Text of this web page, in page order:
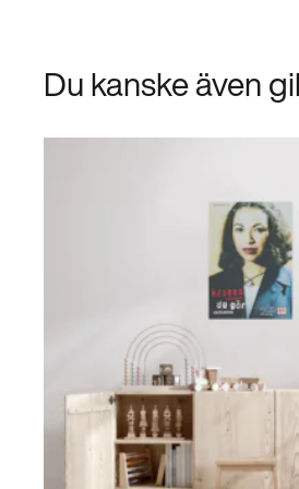
Du kanske även